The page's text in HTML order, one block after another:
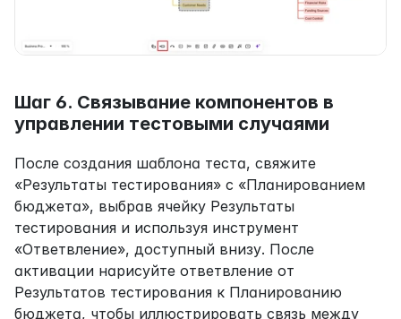
Шаг 6. Связывание компонентов в
управлении тестовыми случаями
После создания шаблона теста, свяжите
«Результаты тестирования» с «Планированием
бюджета», выбрав ячейку Результаты
тестирования и используя инструмент
«Ответвление», доступный внизу. После
активации нарисуйте ответвление от
Результатов тестирования к Планированию
бюджета, чтобы иллюстрировать связь между